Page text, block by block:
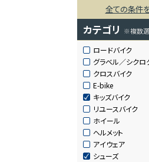
全ての条件
カテゴリ ※複数
ロードバイク
グラベル／シクロ
クロスバイク
E-bike
キッズバイク
リユースバイク
ホイール
ヘルメット
アイウェア
シューズ